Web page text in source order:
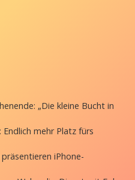
„Die kleine Bucht in
Endlich mehr Platz fürs
iPhone-